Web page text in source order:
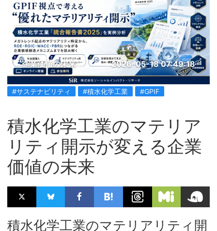
企業価値の未来 2026-05-18 07:49:18
#サステナビリティ #積水化学工業 #GPIF
積水化学工業のマテリア
リティ開示が変える企業
価値の未来
積水化学工業のマテリアリティ開